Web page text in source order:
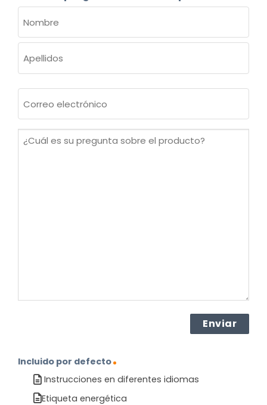
(OBLIGATORIO)
Nombre
electrónico
¿Cuál
Incluido por defecto
Instrucciones en diferentes idiomas
Etiqueta energética